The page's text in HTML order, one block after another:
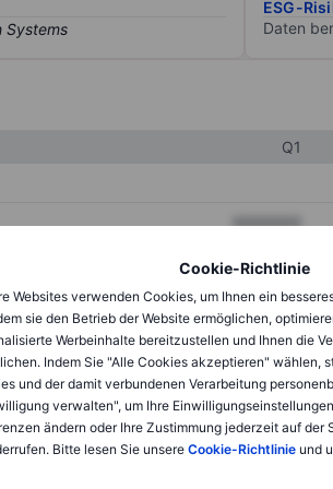
Cookie-Richtlinie
Websites verwenden Cookies, um Ihnen ein
sie den Betrieb der Website ermöglichen,
Werbeinhalte bereitzustellen und Ihnen die
Indem Sie "Alle Cookies akzeptieren" wählen,
und der damit verbundenen Verarbeitung
verwalten", um Ihre
ändern oder Ihre Zustimmung jederzeit auf
Bitte lesen Sie unsere Cookie-Richtlinieund
ESG-
Daten
Q1
XXXXXXX
XXXXXXX
XXXXXXX
XXXXXXX
XXXXXXX